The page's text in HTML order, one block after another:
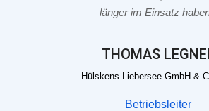
STEPHAN
Geschäftsführender